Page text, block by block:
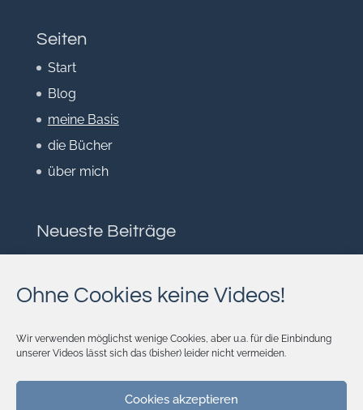
Ohne Cookies keine Videos!
Wir verwenden möglichst wenige Cookies, aber u.a. für die Einbindung
unserer Videos lässt sich das (bisher) leider nicht vermeiden.
Cookies akzeptieren
Seiten
Start
Blog
meine Basis
die Bücher
über mich
Neueste Beiträge
Herausgefordert
Lebensraum
Ungeahnter Schatz